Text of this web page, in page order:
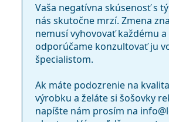
Vaša negatívna skúsenosť s
nás skutočne mrzí. Zmena
nemusí vyhovovať každému a
odporúčame konzultovať ju
špecialistom.
Ak máte podozrenie na
výrobku a želáte si šošovky
napíšte nám prosím na